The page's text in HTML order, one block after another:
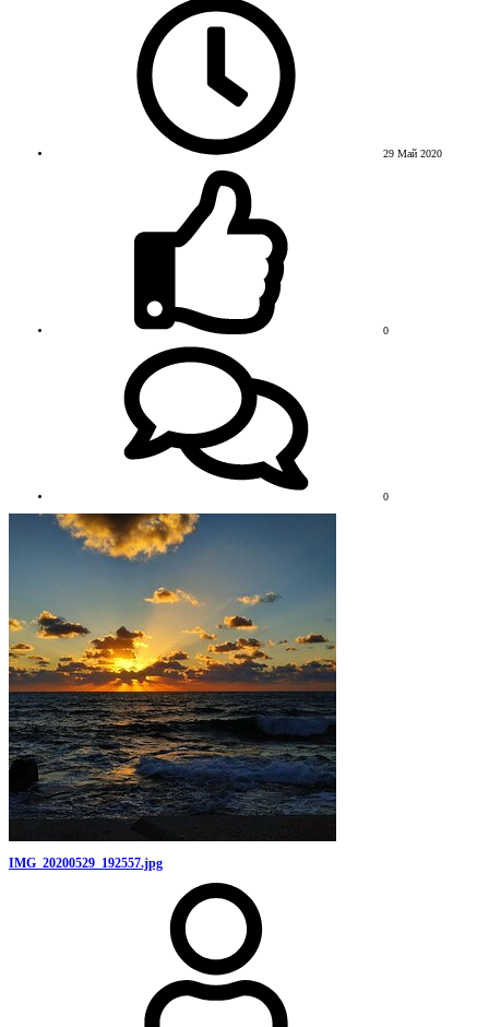
29 Май 2020
0
0
IMG_20200529_192557.jpg